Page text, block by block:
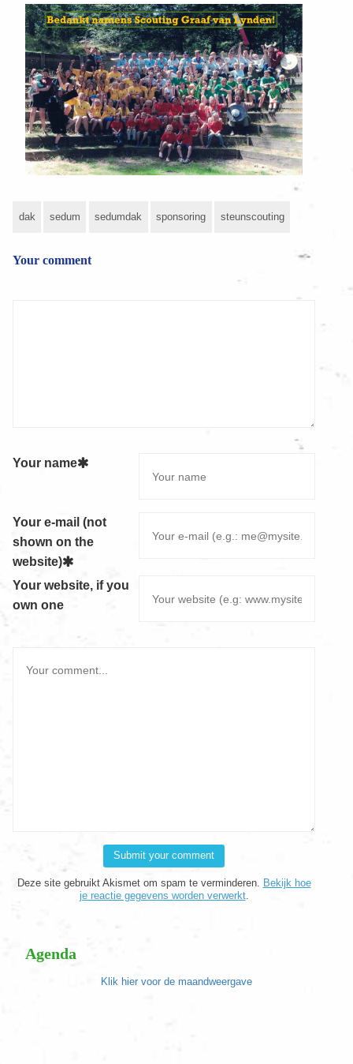
dak sedum sedumdak sponsoring steunscouting
Your comment
Your name
Your e-mail (not
shown on the
website)
Your website, if you
own one
Deze site gebruikt Akismet om spam te verminderen. Bekijk hoe
je reactie gegevens worden verwerkt.
Agenda
Klik hier voor de maandweergave